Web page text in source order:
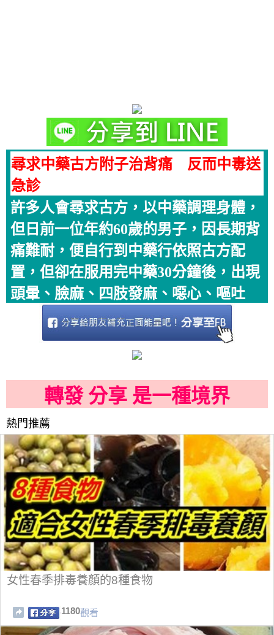
尋求中藥古方附子治背痛 反而中毒送
急診
許多人會尋求古方，以中藥調理身體，
但日前一位年約60歲的男子，因長期背
痛難耐，便自行到中藥行依照古方配
置，但卻在服用完中藥30分鐘後，出現
頭暈、臉麻、四肢發麻、噁心、嘔吐
轉發 分享 是一種境界
熱門推薦
女性春季排毒養顏的8種食物
1180觀看